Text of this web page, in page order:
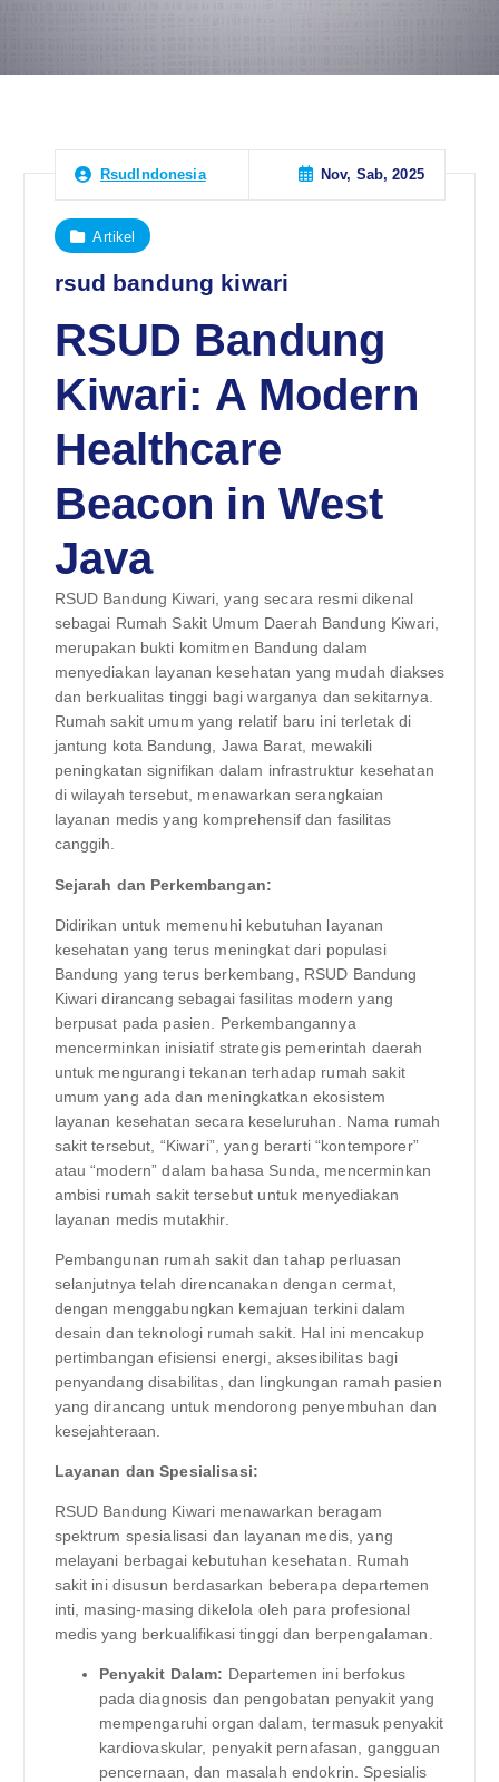
RsudIndonesia Nov, Sab, 2025
Artikel
rsud bandung kiwari
RSUD Bandung
Kiwari: A Modern
Healthcare
Beacon in West
Java
RSUD Bandung Kiwari, yang secara resmi dikenal
sebagai Rumah Sakit Umum Daerah Bandung Kiwari,
merupakan bukti komitmen Bandung dalam
menyediakan layanan kesehatan yang mudah diakses
dan berkualitas tinggi bagi warganya dan sekitarnya.
Rumah sakit umum yang relatif baru ini terletak di
jantung kota Bandung, Jawa Barat, mewakili
peningkatan signifikan dalam infrastruktur kesehatan
di wilayah tersebut, menawarkan serangkaian
layanan medis yang komprehensif dan fasilitas
canggih.
Sejarah dan Perkembangan:
Didirikan untuk memenuhi kebutuhan layanan
kesehatan yang terus meningkat dari populasi
Bandung yang terus berkembang, RSUD Bandung
Kiwari dirancang sebagai fasilitas modern yang
berpusat pada pasien. Perkembangannya
mencerminkan inisiatif strategis pemerintah daerah
untuk mengurangi tekanan terhadap rumah sakit
umum yang ada dan meningkatkan ekosistem
layanan kesehatan secara keseluruhan. Nama rumah
sakit tersebut, “Kiwari”, yang berarti “kontemporer”
atau “modern” dalam bahasa Sunda, mencerminkan
ambisi rumah sakit tersebut untuk menyediakan
layanan medis mutakhir.
Pembangunan rumah sakit dan tahap perluasan
selanjutnya telah direncanakan dengan cermat,
dengan menggabungkan kemajuan terkini dalam
desain dan teknologi rumah sakit. Hal ini mencakup
pertimbangan efisiensi energi, aksesibilitas bagi
penyandang disabilitas, dan lingkungan ramah pasien
yang dirancang untuk mendorong penyembuhan dan
kesejahteraan.
Layanan dan Spesialisasi:
RSUD Bandung Kiwari menawarkan beragam
spektrum spesialisasi dan layanan medis, yang
melayani berbagai kebutuhan kesehatan. Rumah
sakit ini disusun berdasarkan beberapa departemen
inti, masing-masing dikelola oleh para profesional
medis yang berkualifikasi tinggi dan berpengalaman.
Penyakit Dalam: Departemen ini berfokus
pada diagnosis dan pengobatan penyakit yang
mempengaruhi organ dalam, termasuk penyakit
kardiovaskular, penyakit pernafasan, gangguan
pencernaan, dan masalah endokrin. Spesialis